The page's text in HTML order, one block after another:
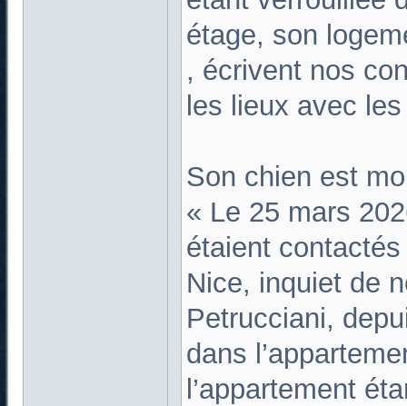
étage, son
, écrivent nos
les lieux avec
Son chien est
« Le 25 mars
étaient
Nice, inquiet de
Petrucciani,
dans
l’appartement